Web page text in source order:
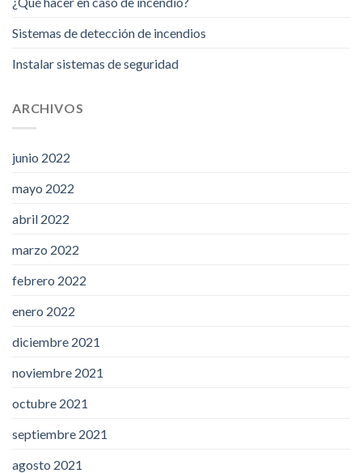
Sistemas de detección de incendios
Instalar sistemas de seguridad
ARCHIVOS
junio 2022
mayo 2022
abril 2022
marzo 2022
febrero 2022
enero 2022
diciembre 2021
noviembre 2021
octubre 2021
septiembre 2021
agosto 2021